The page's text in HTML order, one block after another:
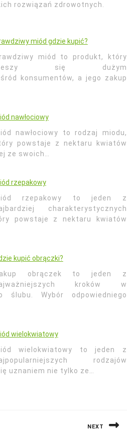
rozwiązań zdrowotnych.
miód gdzie kupić?
miód to produkt, który
się dużym
konsumentów, a jego zakup
nawłociowy
nawłociowy to rodzaj miodu,
powstaje z nektaru kwiatów
ze swoich…
rzepakowy
rzepakowy to jeden z
charakterystycznych
powstaje z nektaru kwiatów
kupić obrączki?
obrączek to jeden z
kroków w
ślubu. Wybór odpowiedniego
wielokwiatowy
wielokwiatowy to jeden z
rodzajów
uznaniem nie tylko ze…
NEXT